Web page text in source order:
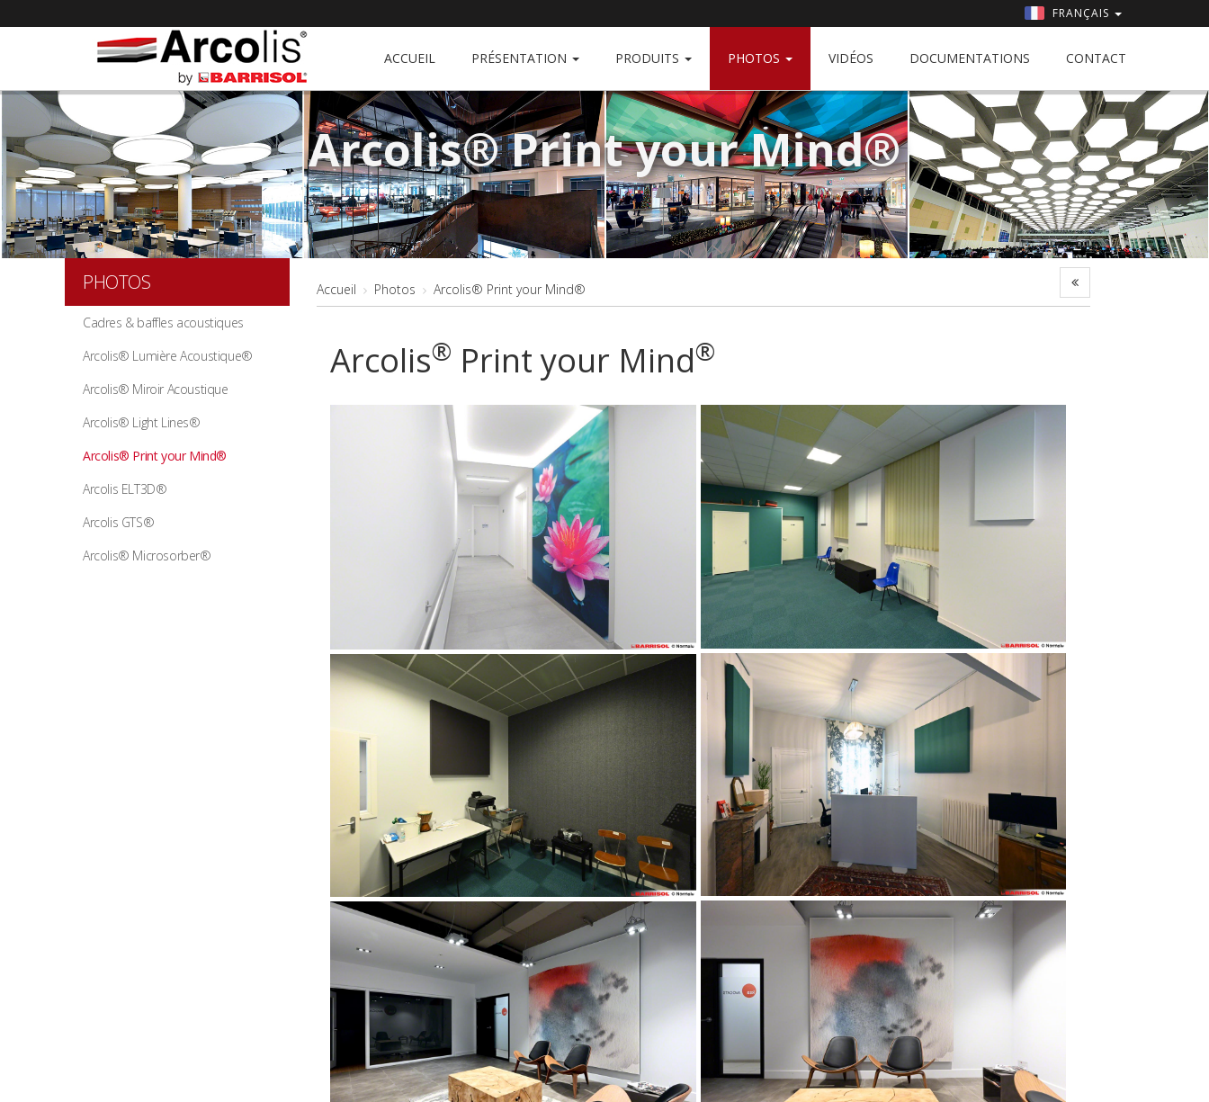
FRANÇAIS
ACCUEIL PRÉSENTATION PRODUITS PHOTOS VIDÉOS DOCUMENTATIONS CONTACT
Arcolis® Print your Mind®
PHOTOS
Cadres & baffles acoustiques
Arcolis® Lumière Acoustique®
Arcolis® Miroir Acoustique
Arcolis® Light Lines®
Arcolis® Print your Mind®
Arcolis ELT3D®
Arcolis GTS®
Arcolis® Microsorber®
Accueil Photos Arcolis® Print your Mind®
Arcolis® Print your Mind®